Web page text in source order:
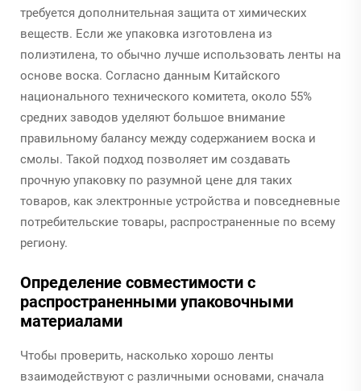
требуется дополнительная защита от химических
веществ. Если же упаковка изготовлена из
полиэтилена, то обычно лучше использовать ленты на
основе воска. Согласно данным Китайского
национального технического комитета, около 55%
средних заводов уделяют большое внимание
правильному балансу между содержанием воска и
смолы. Такой подход позволяет им создавать
прочную упаковку по разумной цене для таких
товаров, как электронные устройства и повседневные
потребительские товары, распространенные по всему
региону.
Определение совместимости с
распространенными упаковочными
материалами
Чтобы проверить, насколько хорошо ленты
взаимодействуют с различными основами, сначала